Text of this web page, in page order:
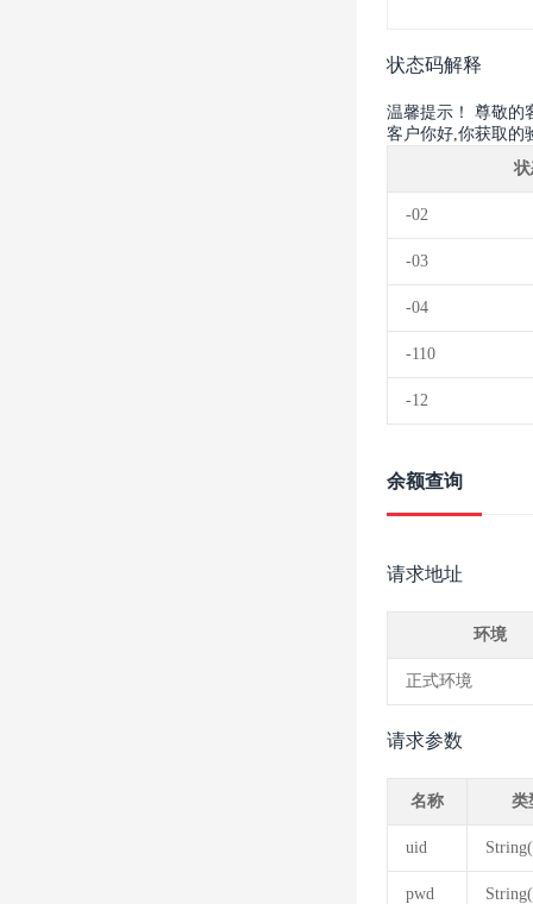
状态码解释
温馨提示！ 尊敬的
客户你好,你获取的
-02
-03
-04
-110
-12
余额查询
请求地址
环境
正式环境
请求参数
名称 类
uid
pwd